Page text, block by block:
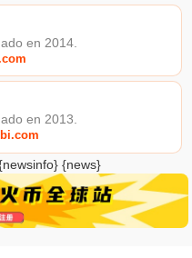
en 2014.
en 2013.
{news}